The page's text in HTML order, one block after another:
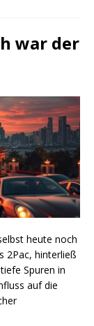
war der
heute noch
2Pac, hinterließ
Spuren in
auf die